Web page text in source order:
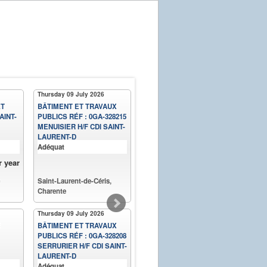
year
Thursday 09 July 2026
BÂTIMENT ET TRAVAUX
PUBLICS RÉF : 0GA-328215
MENUISIER H/F CDI SAINT-
LAURENT-D
Adéquat
Saint-Laurent-de-Céris,
Charente
Thursday 09 July 2026
BÂTIMENT ET TRAVAUX
PUBLICS RÉF : 0GA-328208
SERRURIER H/F CDI SAINT-
LAURENT-D